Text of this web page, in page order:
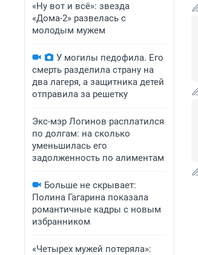
«Ну вот и всё»: звезда
«Дома-2» развелась с
молодым мужем
У могилы педофила. Его
смерть разделила страну на
два лагеря, а защитника детей
отправила за решетку
Экс-мэр Логинов расплатился
по долгам: на сколько
уменьшилась его
задолженность по алиментам
Больше не скрывает:
Полина Гагарина показала
романтичные кадры с новым
избранником
«Четырех мужей потеряла»: